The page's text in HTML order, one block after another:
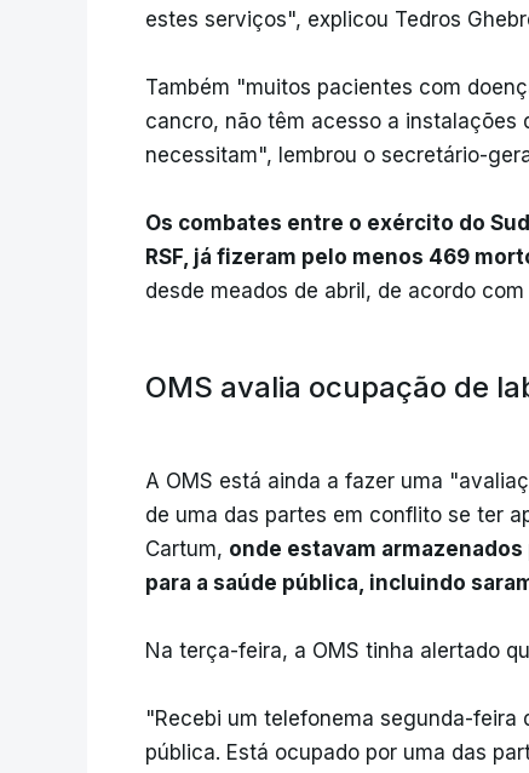
estes serviços", explicou Tedros
Também "muitos pacientes com
cancro, não têm acesso a instalações
necessitam", lembrou o secretário-
Os combates entre o exército do
RSF, já fizeram pelo menos 469
desde meados de abril, de acordo
OMS avalia ocupação de
A OMS está ainda a fazer uma
de uma das partes em conflito se ter
Cartum, onde estavam
para a saúde pública, incluindo
Na terça-feira, a OMS tinha alertado
"Recebi um telefonema segunda-
pública. Está ocupado por uma das